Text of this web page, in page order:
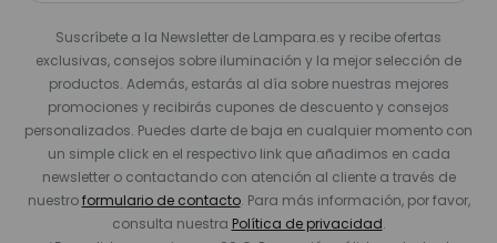
Suscríbete a la Newsletter de Lampara.es y recibe ofertas
exclusivas, consejos sobre iluminación y la mejor selección de
productos. Además, estarás al día sobre nuestras mejores
promociones y recibirás cupones de descuento y consejos
personalizados. Puedes darte de baja en cualquier momento con
un simple click en el respectivo link que añadimos en cada
newsletter o contactando con atención al cliente a través de
nuestroformulario de contacto. Para más información, por favor,
consulta nuestra Política de privacidad.